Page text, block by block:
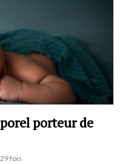
porteur de
fois